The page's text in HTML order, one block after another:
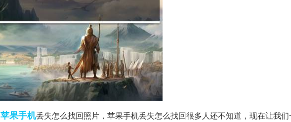
苹果手机丢失怎么找回照片，苹果手机丢失怎么找回很多人还不知道，现在让我